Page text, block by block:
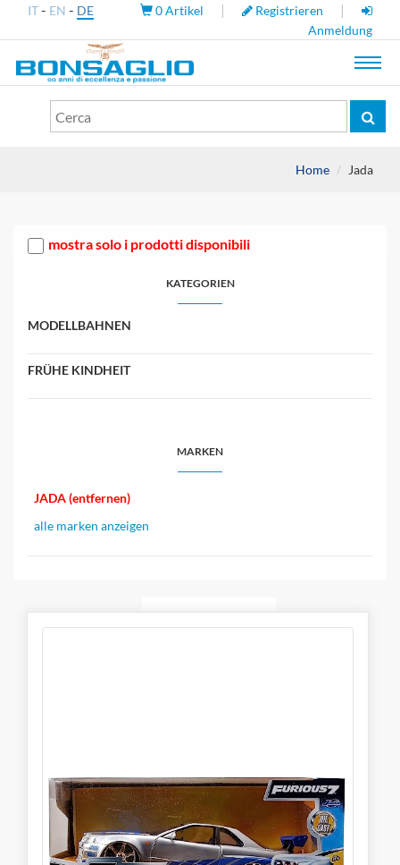
IT- EN - DE 0Artikel | Registrieren |
Anmeldung
Home Jada
mostra solo i prodotti disponibili
KATEGORIEN
MODELLBAHNEN
FRÜHE KINDHEIT
MARKEN
JADA (entfernen)
alle marken anzeigen